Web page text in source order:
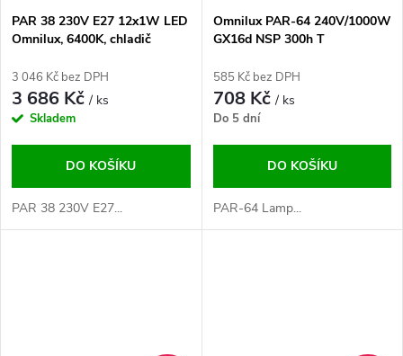
PAR 38 230V E27 12x1W LED
Omnilux, 6400K, chladič
3 046 Kč bez DPH
3 686 Kč/ ks
Skladem
DO KOŠÍKU
PAR 38 230V E27...
Omnilux PAR-64 240V/1000W
GX16d NSP 300h T
585 Kč bez DPH
708 Kč/ ks
Do 5 dní
DO KOŠÍKU
PAR-64 Lamp...